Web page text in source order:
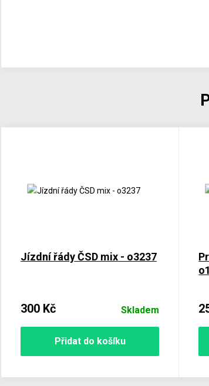
Jízdní řády ČSD mix - o3237
300 Kč Skladem
Přidat do košíku